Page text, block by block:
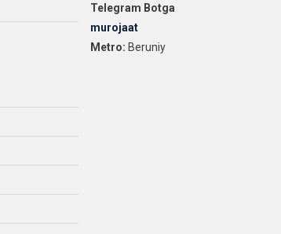
Telegram Botga
murojaat
Metro: Beruniy